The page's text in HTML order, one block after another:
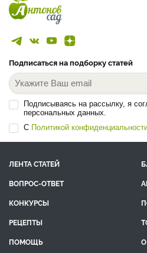
Подписаться на подборку статей
Подписываясь на рассылку, я
персональных данных.
С Политикой
ЛЕНТА СТАТЕЙ
ВОПРОС-ОТВЕТ
КОНКУРСЫ
РЕЦЕПТЫ
ПОМОЩЬ